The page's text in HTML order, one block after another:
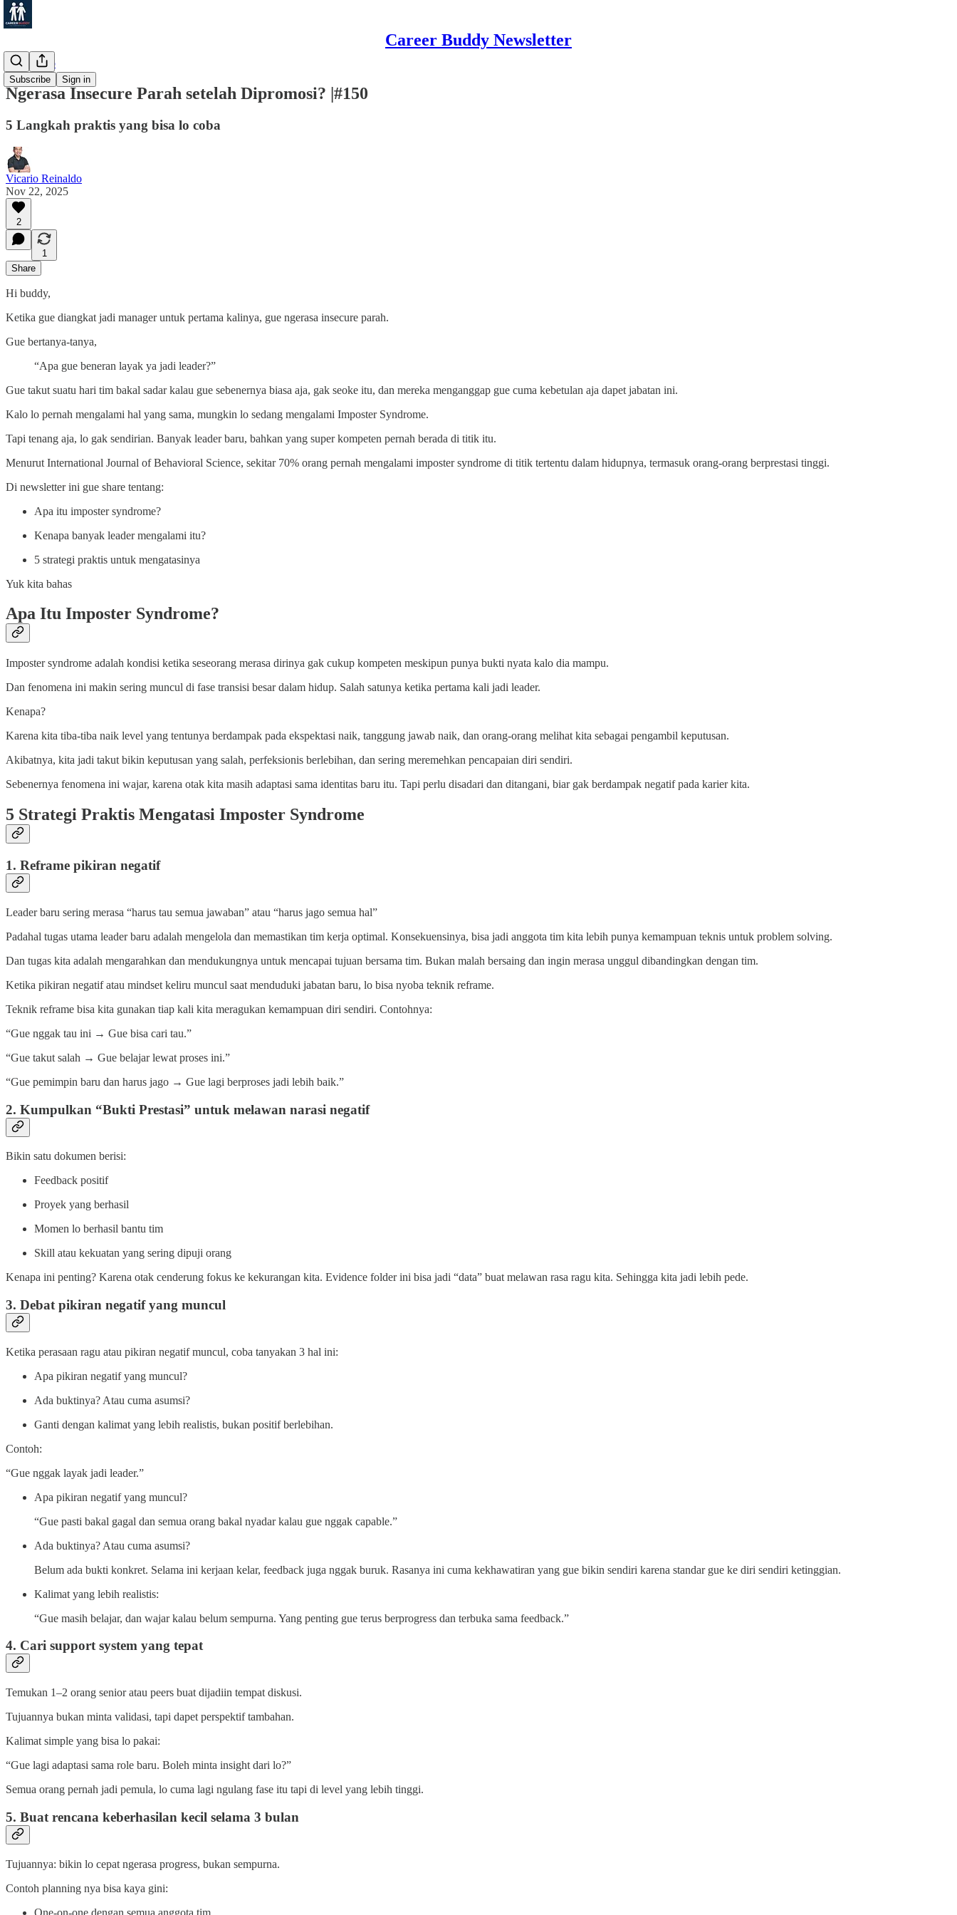
Career Buddy Newsletter
Subscribe Sign in
Leadership
Ngerasa Insecure Parah setelah Dipromosi? |#150
5 Langkah praktis yang bisa lo coba
Vicario Reinaldo
Nov 22, 2025
2
1
Share
Hi buddy,
Ketika gue diangkat jadi manager untuk pertama kalinya, gue ngerasa insecure parah.
Gue bertanya-tanya,
“Apa gue beneran layak ya jadi leader?”
Gue takut suatu hari tim bakal sadar kalau gue sebenernya biasa aja, gak seoke itu, dan mereka menganggap gue cuma kebetulan aja dapet jabatan ini.
Kalo lo pernah mengalami hal yang sama, mungkin lo sedang mengalami Imposter Syndrome.
Tapi tenang aja, lo gak sendirian. Banyak leader baru, bahkan yang super kompeten pernah berada di titik itu.
Menurut International Journal of Behavioral Science, sekitar 70% orang pernah mengalami imposter syndrome di titik tertentu dalam hidupnya, termasuk orang-orang berprestasi tinggi.
Di newsletter ini gue share tentang:
Apa itu imposter syndrome?
Kenapa banyak leader mengalami itu?
5 strategi praktis untuk mengatasinya
Yuk kita bahas
Apa Itu Imposter Syndrome?
Imposter syndrome adalah kondisi ketika seseorang merasa dirinya gak cukup kompeten meskipun punya bukti nyata kalo dia mampu.
Dan fenomena ini makin sering muncul di fase transisi besar dalam hidup. Salah satunya ketika pertama kali jadi leader.
Kenapa?
Karena kita tiba-tiba naik level yang tentunya berdampak pada ekspektasi naik, tanggung jawab naik, dan orang-orang melihat kita sebagai pengambil keputusan.
Akibatnya, kita jadi takut bikin keputusan yang salah, perfeksionis berlebihan, dan sering meremehkan pencapaian diri sendiri.
Sebenernya fenomena ini wajar, karena otak kita masih adaptasi sama identitas baru itu. Tapi perlu disadari dan ditangani, biar gak berdampak negatif pada karier kita.
5 Strategi Praktis Mengatasi Imposter Syndrome
1. Reframe pikiran negatif
Leader baru sering merasa “harus tau semua jawaban” atau “harus jago semua hal”
Padahal tugas utama leader baru adalah mengelola dan memastikan tim kerja optimal. Konsekuensinya, bisa jadi anggota tim kita lebih punya kemampuan teknis untuk problem solving.
Dan tugas kita adalah mengarahkan dan mendukungnya untuk mencapai tujuan bersama tim. Bukan malah bersaing dan ingin merasa unggul dibandingkan dengan tim.
Ketika pikiran negatif atau mindset keliru muncul saat menduduki jabatan baru, lo bisa nyoba teknik reframe.
Teknik reframe bisa kita gunakan tiap kali kita meragukan kemampuan diri sendiri. Contohnya:
“Gue nggak tau ini → Gue bisa cari tau.”
“Gue takut salah → Gue belajar lewat proses ini.”
“Gue pemimpin baru dan harus jago → Gue lagi berproses jadi lebih baik.”
2. Kumpulkan “Bukti Prestasi” untuk melawan narasi negatif
Bikin satu dokumen berisi:
Feedback positif
Proyek yang berhasil
Momen lo berhasil bantu tim
Skill atau kekuatan yang sering dipuji orang
Kenapa ini penting? Karena otak cenderung fokus ke kekurangan kita. Evidence folder ini bisa jadi “data” buat melawan rasa ragu kita. Sehingga kita jadi lebih pede.
3. Debat pikiran negatif yang muncul
Ketika perasaan ragu atau pikiran negatif muncul, coba tanyakan 3 hal ini:
Apa pikiran negatif yang muncul?
Ada buktinya? Atau cuma asumsi?
Ganti dengan kalimat yang lebih realistis, bukan positif berlebihan.
Contoh:
“Gue nggak layak jadi leader.”
Apa pikiran negatif yang muncul?
“Gue pasti bakal gagal dan semua orang bakal nyadar kalau gue nggak capable.”
Ada buktinya? Atau cuma asumsi?
Belum ada bukti konkret. Selama ini kerjaan kelar, feedback juga nggak buruk. Rasanya ini cuma kekhawatiran yang gue bikin sendiri karena standar gue ke diri sendiri ketinggian.
Kalimat yang lebih realistis:
“Gue masih belajar, dan wajar kalau belum sempurna. Yang penting gue terus berprogress dan terbuka sama feedback.”
4. Cari support system yang tepat
Temukan 1–2 orang senior atau peers buat dijadiin tempat diskusi.
Tujuannya bukan minta validasi, tapi dapet perspektif tambahan.
Kalimat simple yang bisa lo pakai:
“Gue lagi adaptasi sama role baru. Boleh minta insight dari lo?”
Semua orang pernah jadi pemula, lo cuma lagi ngulang fase itu tapi di level yang lebih tinggi.
5. Buat rencana keberhasilan kecil selama 3 bulan
Tujuannya: bikin lo cepat ngerasa progress, bukan sempurna.
Contoh planning nya bisa kaya gini:
One-on-one dengan semua anggota tim